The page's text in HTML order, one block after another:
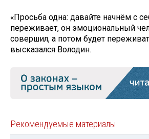
«Просьба одна: давайте начнём с
переживает, он эмоциональный
совершил, а потом будет
высказался Володин.
Рекомендуемые материалы